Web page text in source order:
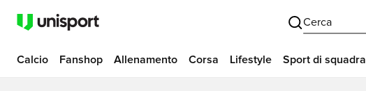
Cerca
Calcio Fanshop Allenamento Corsa Lifestyle Sport di squadra